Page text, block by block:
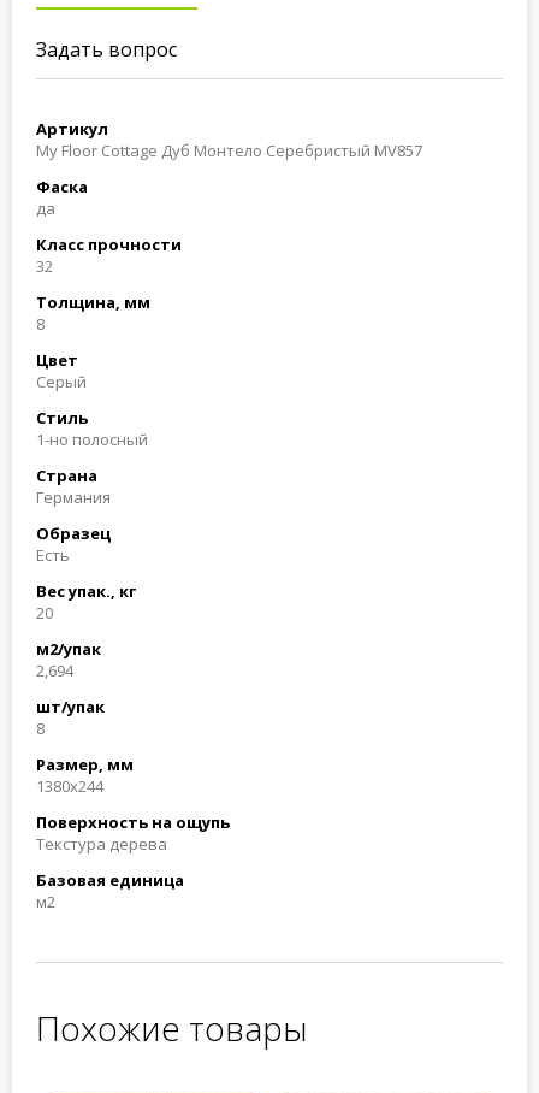
Задать вопрос
Артикул
My Floor Cottage Дуб Монтело Серебристый MV857
Фаска
да
Класс прочности
32
Толщина, мм
8
Цвет
Cерый
Стиль
1-но полосный
Страна
Германия
Образец
Есть
Вес упак., кг
20
м2/упак
2,694
шт/упак
8
Размер, мм
1380x244
Поверхность на ощупь
Текстура дерева
Базовая единица
м2
Похожие товары